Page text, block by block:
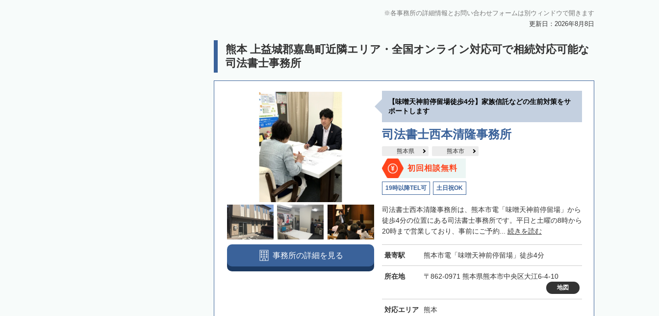
各事務所の詳細情報とお問い合わせフォームは別ウィンドウで開きます
更新日：2026年8月8日
熊本 上益城郡嘉島町近隣エリア・全国オンライン対応可で相続対応可能な
司法書士事務所
【味噌天神前停留場徒歩4分】家族信託などの生前対策をサ
ポートします
司法書士西本清隆事務所
熊本県 熊本市
初回相談無料
19時以降TEL可 土日祝OK
司法書士西本清隆事務所は、熊本市電「味噌天神前停留場」から
徒歩4分の位置にある司法書士事務所です。平日と土曜の8時から
20時まで営業しており、事前にご予約... 続きを読む
最寄駅 熊本市電「味噌天神前停留場」徒歩4分
所在地 〒862-0971 熊本県熊本市中央区大江6-4-10
地図
対応エリア 熊本
事務所の詳細を見る